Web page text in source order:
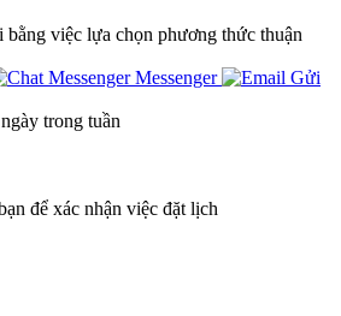
việc lựa chọn phương thức thuận
Messenger
Gửi
trong tuần
để xác nhận việc đặt lịch